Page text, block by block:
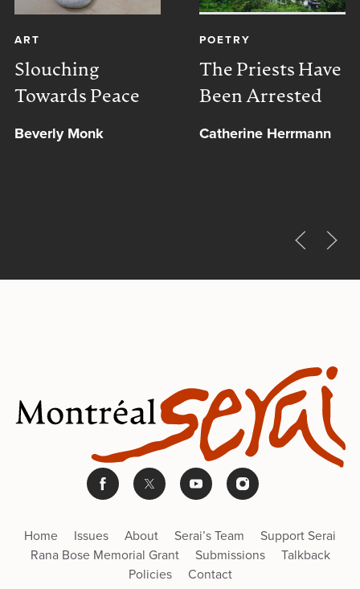
ART
Slouching
Towards Peace
Beverly Monk
POETRY
The Priests Have
Been Arrested
Catherine Herrmann
Home Issues About Serai’s Team
Support Serai
Rana Bose Memorial Grant
Submissions
Talkback
Policies
Contact